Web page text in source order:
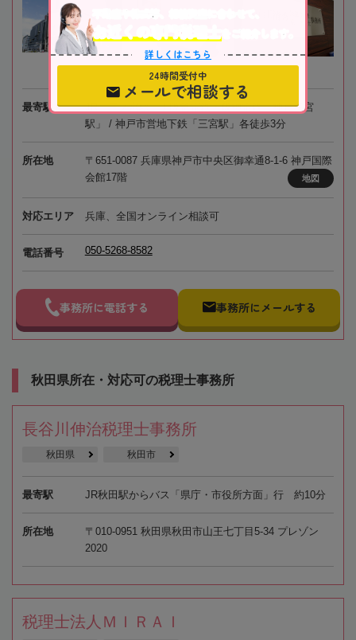
最寄駅
JR「三ノ宮駅」 / 阪急電鉄・阪神電鉄「神戸三宮
駅」 / 神戸市営地下鉄「三宮駅」各徒歩3分
所在地
〒651-0087 兵庫県神戸市中央区御幸通8-1-6 神戸国際
会館17階
地図
対応エリア 兵庫、全国オンライン相談可
電話番号 050-5268-8582
事務所に電話する 事務所にメールする
秋田県所在・対応可の税理士事務所
長谷川伸治税理士事務所
秋田県 秋田市
最寄駅 JR秋田駅からバス「県庁・市役所方面」行 約10分
所在地
〒010-0951 秋田県秋田市山王七丁目5-34 プレゾン
2020
税理士法人ＭＩＲＡＩ
不動産や株式等、相続資産に合わせて、
お近くの専門税理士
をご紹介します。
詳しくはこちら
24時間受付中
メールで相談する